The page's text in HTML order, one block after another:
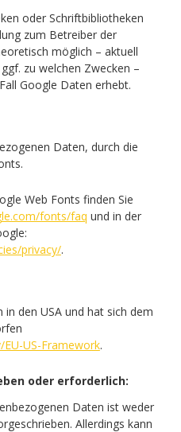
oder Schriftbibliotheken
zum Betreiber der
möglich – aktuell
zu welchen Zwecken –
Google Daten erhebt.
Daten, durch die
Web Fonts finden Sie
fonts/faq und in der
privacy/.
den USA und hat sich dem
US-Framework.
oder erforderlich:
Daten ist weder
Allerdings kann